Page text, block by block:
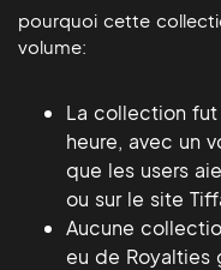
pourquoi cette
volume:
La collection
heure, avec un
que les users
ou sur le site
Aucune
eu de Royalties